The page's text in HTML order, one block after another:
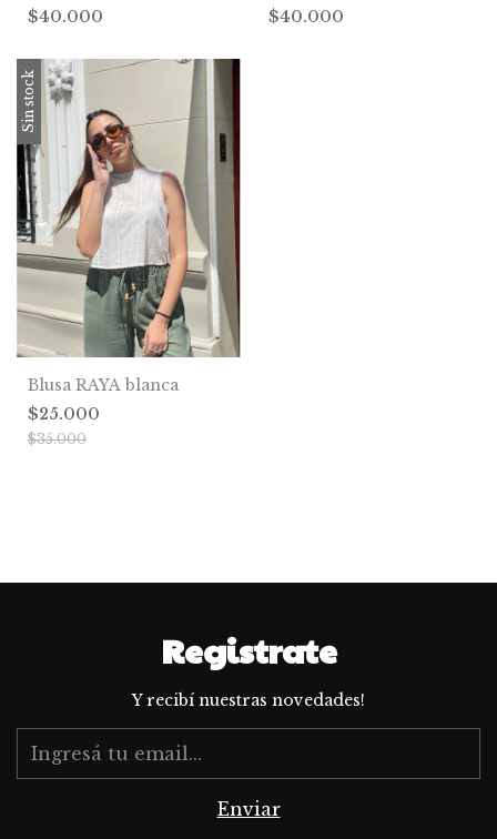
$40.000
$40.000
Sin stock
Blusa RAYA blanca
$25.000
$35.000
Registrate
Y recibí nuestras novedades!